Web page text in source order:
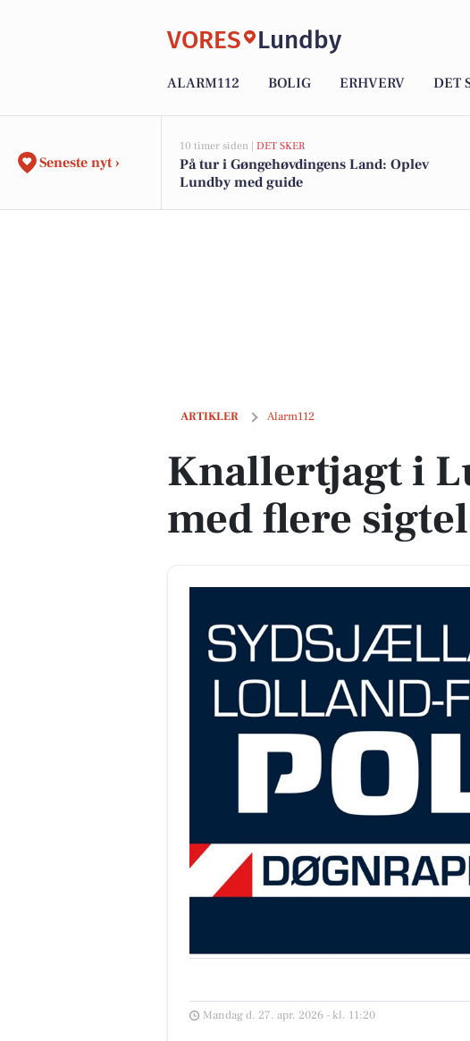
VORES Lundby
ALARM112 BOLIG ERHVERV DET
Seneste nyt ›
10 timer siden | DET SKER
På tur i Gøngehøvdingens Land: Oplev
Lundby med guide
ARTIKLER Alarm112
Knallertjagt i Lundby ender med flere sigtelser
Knallertjagt i
med flere
Mandag d. 27. apr. 2026 - kl. 11:20